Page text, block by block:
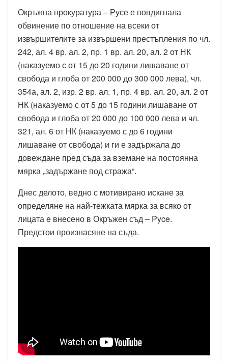
Окръжна прокуратура – Русе е повдигнала
обвинение по отношение на всеки от
извършителите за извършени престъпления по чл.
242, ал. 4 вр. ал. 2, пр. 1 вр. ал. 20, ал. 2 от НК
(наказуемо с от 15 до 20 години лишаване от
свобода и глоба от 200 000 до 300 000 лева), чл.
354а, ал. 2, изр. 2 вр. ал. 1, пр. 4 вр. ал. 20, ал. 2 от
НК (наказуемо с от 5 до 15 години лишаване от
свобода и глоба от 20 000 до 100 000 лева и чл.
321, ал. 6 от НК (наказуемо с до 6 години
лишаване от свобода) и ги е задържала до
довеждане пред съда за вземане на постоянна
мярка „задържане под стража“.
Днес делото, ведно с мотивирано искане за
определяне на най-тежката мярка за всяко от
лицата е внесено в Окръжен съд – Pyce.
Предстои произнасяне на съда.